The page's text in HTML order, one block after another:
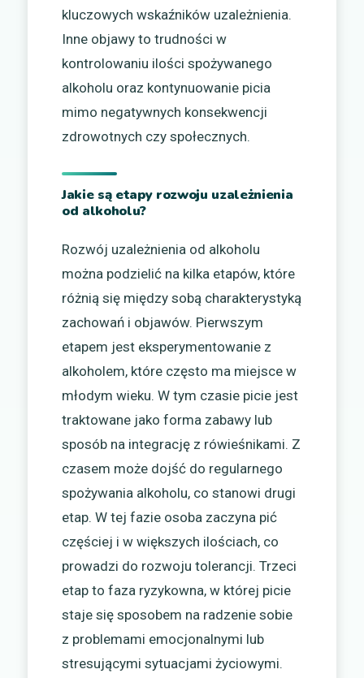
kluczowych wskaźników uzależnienia.
Inne objawy to trudności w
kontrolowaniu ilości spożywanego
alkoholu oraz kontynuowanie picia
mimo negatywnych konsekwencji
zdrowotnych czy społecznych.
Jakie są etapy rozwoju uzależnienia
od alkoholu?
Rozwój uzależnienia od alkoholu
można podzielić na kilka etapów, które
różnią się między sobą charakterystyką
zachowań i objawów. Pierwszym
etapem jest eksperymentowanie z
alkoholem, które często ma miejsce w
młodym wieku. W tym czasie picie jest
traktowane jako forma zabawy lub
sposób na integrację z rówieśnikami. Z
czasem może dojść do regularnego
spożywania alkoholu, co stanowi drugi
etap. W tej fazie osoba zaczyna pić
częściej i w większych ilościach, co
prowadzi do rozwoju tolerancji. Trzeci
etap to faza ryzykowna, w której picie
staje się sposobem na radzenie sobie
z problemami emocjonalnymi lub
stresującymi sytuacjami życiowymi.